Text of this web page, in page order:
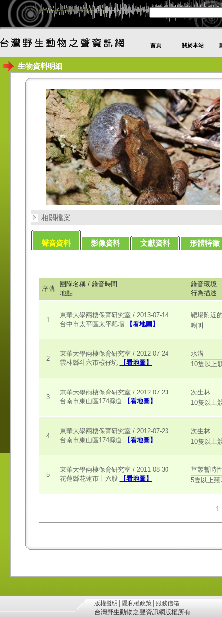
首頁 關於本站
生物資料明細
相關檔案
聲音資料 影像資料 文獻資料 形體特徵
序號
團隊名稱 / 錄音時間
地點
錄音環境
行為描述
1
東華大學兩棲保育研究室 / 2013-07-14
台中市太平區太平靶場
【看地圖】
靶場附近
鳴叫
2
東華大學兩棲保育研究室 / 2012-07-24
雲林縣斗六市檨仔坑
【看地圖】
水溝
10隻以上
3
東華大學兩棲保育研究室 / 2012-07-23
台南市東山區174縣道
【看地圖】
次生林
10隻以上
4
東華大學兩棲保育研究室 / 2012-07-23
台南市東山區174縣道
【看地圖】
次生林
10隻以上
5
東華大學兩棲保育研究室 / 2011-08-30
花蓮縣花蓮市十六股
【看地圖】
草叢暫時
5隻以上競
1
版權聲明 隱私權政策 服務信箱
台灣野生動物之聲資訊網版權所有